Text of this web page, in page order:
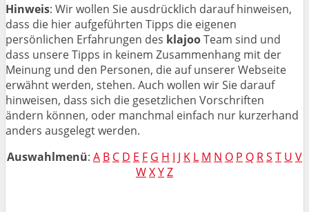
Hinweis: Wir wollen Sie ausdrücklich darauf hinweisen,
dass die hier aufgeführten Tipps die eigenen
persönlichen Erfahrungen des klajooTeam sind und
dass unsere Tipps in keinem Zusammenhang mit der
Meinung und den Personen, die auf unserer Webseite
erwähnt werden, stehen. Auch wollen wir Sie darauf
hinweisen, dass sich die gesetzlichen Vorschriften
ändern können, oder manchmal einfach nur kurzerhand
anders ausgelegt werden.
Auswahlmenü: A B C D E F G H I J K L M N O P Q RS T U V
WXYZ